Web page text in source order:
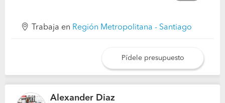
Trabaja en Región Metropolitana - Santiago
Pídele presupuesto
Alexander Diaz